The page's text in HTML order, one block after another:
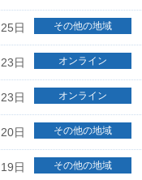
日 その他の地域
日 オンライン
日 オンライン
日 その他の地域
日 その他の地域